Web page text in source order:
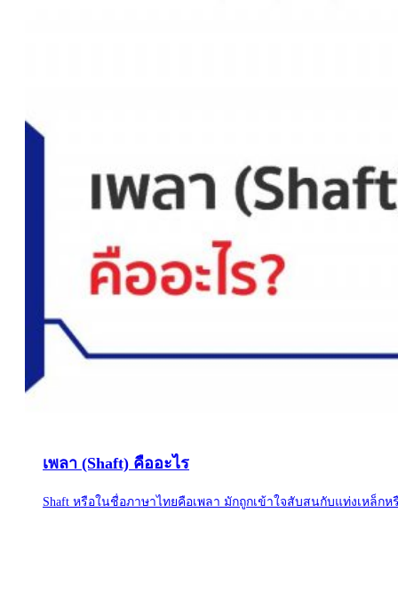
เพลา (Shaft) คืออะไร
Shaft หรือในชื่อภาษาไทยคือเพลา มักถูกเข้าใจสับสนกับแท่งเหล็